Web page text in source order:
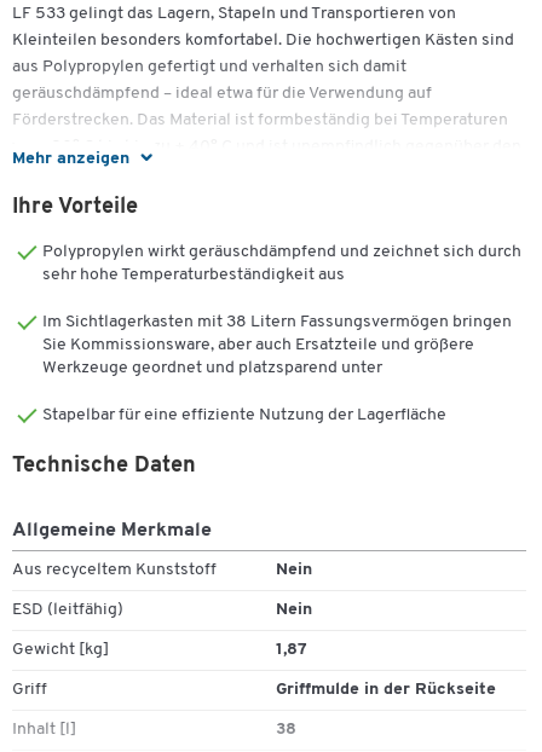
Mehr anzeigen
LF 533 gelingt das Lagern, Stapeln und Transportieren von
Kleinteilen besonders komfortabel. Die hochwertigen Kästen sind
aus Polypropylen gefertigt und verhalten sich damit
geräuschdämpfend – ideal etwa für die Verwendung auf
Förderstrecken. Das Material ist formbeständig bei Temperaturen
von -20° C bis hin zu + 40° C und ist unempfindlich gegenüber den
Kasten für Reinigungszwecke bis zu + 80° C geeignet. Schmieriges
ist zur schnellen Einlagerung und Entnahme im PROFI LF 533
optimal aufgehoben.
Die Kästen mit einem Inhalt von 38 l sind stapelbar (auch mit der
Serie 14/6) und in verschiedenen Farben verfügbar – das schafft
auch optisch Ordnung im Sortiment. Dank der glatten Innenwände
gelingt die Reinigung unkompliziert. Für die weitere individuelle
Sichtlagerkasten der Serie PROFI LF 533 bereit. Bestens
ab.
Unempfindlich gegenüber den meisten Säuren und Laugen
Ihre Vorteile
Polypropylen wirkt geräuschdämpfend und zeichnet sich durch
sehr hohe Temperaturbeständigkeit aus
Im Sichtlagerkasten mit 38 Litern Fassungsvermögen bringen
Sie Kommissionsware, aber auch Ersatzteile und größere
Werkzeuge geordnet und platzsparend unter
Stapelbar für eine effiziente Nutzung der Lagerfläche
Technische Daten
Allgemeine Merkmale
Aus recyceltem Kunststoff Nein
ESD (leitfähig) Nein
Gewicht [kg] 1,87
Griff Griffmulde in der Rückseite
Inhalt [l] 38